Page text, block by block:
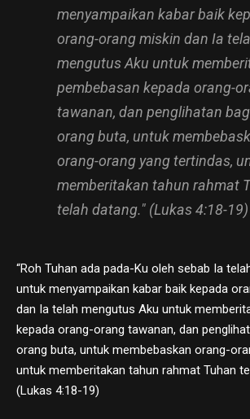
menyampaikan kabar baik
orang-orang miskin dan Ia
mengutus Aku untuk
pembebasan kepada orang-
tawanan, dan penglihatan
orang buta, untuk
orang-orang yang tertindas,
memberitakan tahun rahmat
telah datang." (Lukas 4:18-19)
“Roh Tuhan ada pada-Ku oleh sebab Ia
untuk menyampaikan kabar baik kepada
dan Ia telah mengutus Aku untuk
kepada orang-orang tawanan, dan
orang buta, untuk membebaskan orang-
untuk memberitakan tahun rahmat Tuhan
(Lukas 4:18-19)